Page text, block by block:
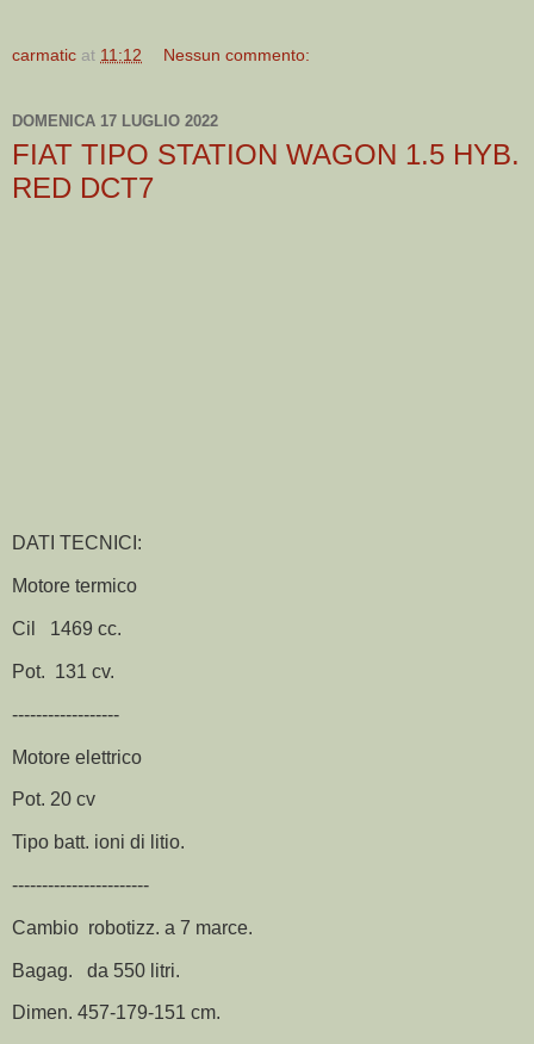
carmatic at 11:12 Nessun commento:
DOMENICA 17 LUGLIO 2022
FIAT TIPO STATION WAGON 1.5 HYB.
RED DCT7
DATI TECNICI:
Motore termico
Cil 1469 cc.
Pot. 131 cv.
------------------
Motore elettrico
Pot. 20 cv
Tipo batt. ioni di litio.
-----------------------
Cambio robotizz. a 7 marce.
Bagag. da 550 litri.
Dimen. 457-179-151 cm.